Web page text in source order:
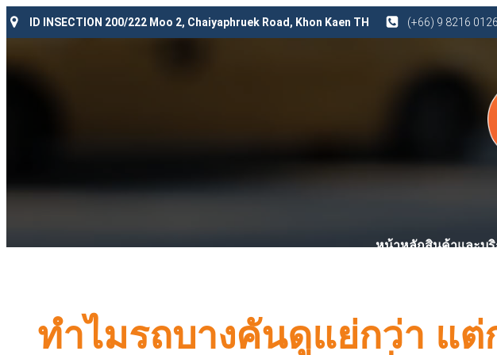
ID INSECTION 200/222 Moo 2, Chaiyaphruek Road, Khon Kaen TH (+66) 9 8216 0126
หน้าหลักสินค้าและบริ
ทำไมรถบางคันดูแย่กว่า แ